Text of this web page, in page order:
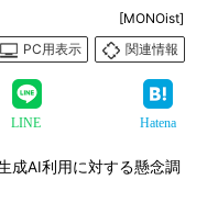
[MONOist]
PC用表示
関連情報
LINE Hatena
成AI利用に対する懸念調